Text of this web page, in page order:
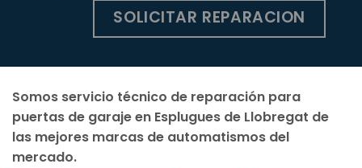
SOLICITAR REPARACION
Somos servicio técnico de reparación para
puertas de garaje en Esplugues de Llobregat de
las mejores marcas de automatismos del
mercado.